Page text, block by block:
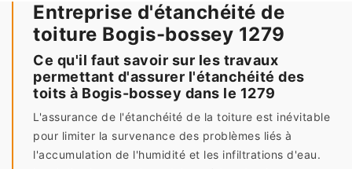
Entreprise d'étanchéité de
toiture Bogis-bossey 1279
Ce qu'il faut savoir sur les travaux
permettant d'assurer l'étanchéité des
toits à Bogis-bossey dans le 1279
L'assurance de l'étanchéité de la toiture est inévitable
pour limiter la survenance des problèmes liés à
l'accumulation de l'humidité et les infiltrations d'eau.